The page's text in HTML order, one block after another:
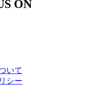
いて
シー